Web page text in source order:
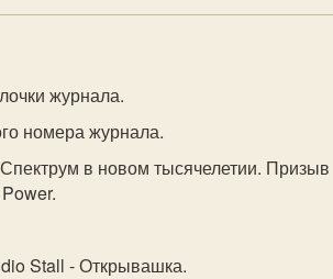
журнала.
номера журнала.
в новом тысячелетии. Призыв
Stall - Открывашка.